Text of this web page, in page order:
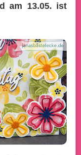
am 13.05. ist